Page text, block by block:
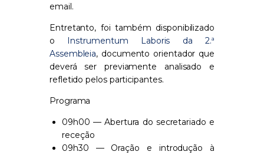
email.
Entretanto, foi também disponibilizado
o Instrumentum Laboris da 2.ª
Assembleia, documento orientador que
deverá ser previamente analisado e
refletido pelos participantes.
Programa
09h00 — Abertura do secretariado e
receção
09h30 — Oração e introdução à